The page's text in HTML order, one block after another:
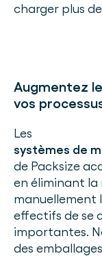
charger plus
Augmentez
vos
Les
systèmes de
de Packsize
en éliminant la
manuellement
effectifs de se
importantes.
des